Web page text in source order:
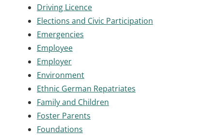
Driving Licence
Elections and Civic Participation
Emergencies
Employee
Employer
Environment
Ethnic German Repatriates
Family and Children
Foster Parents
Foundations